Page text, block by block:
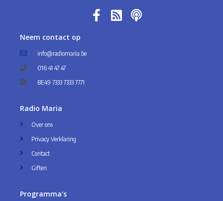
Neem contact op
info@radiomaria.be
016 41 47 47
BE49 7333 7333 7771
Radio Maria
Over ons
Privacy Verklaring
Contact
Giften
Programma's